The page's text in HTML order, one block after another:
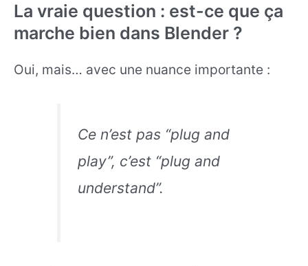
La vraie question : est-ce que ça
marche bien dans Blender ?
Oui, mais… avec une nuance importante :
Ce n’est pas “plug and
play”, c’est “plug and
understand”.